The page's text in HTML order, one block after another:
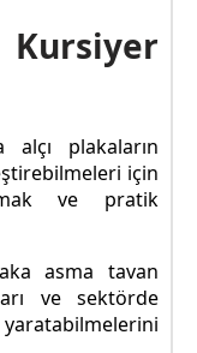
Kursiyer
alçı plakaların
için
ve pratik
asma tavan
ve sektörde